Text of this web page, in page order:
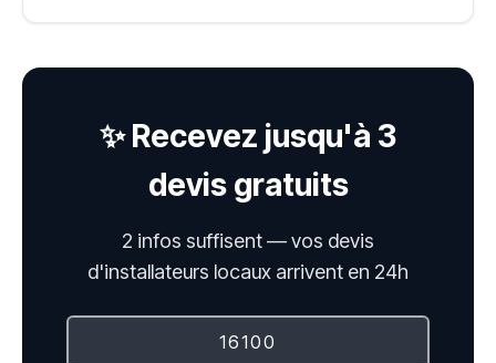
✨ Recevez jusqu'à 3
devis gratuits
2 infos suffisent — vos devis
d'installateurs locaux arrivent en 24h